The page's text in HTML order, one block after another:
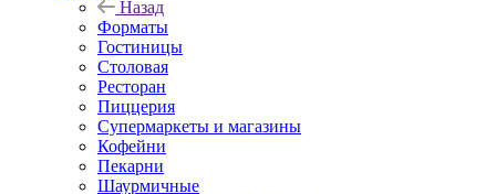
Назад
Форматы
Гостиницы
Столовая
Ресторан
Пиццерия
Супермаркеты и магазины
Кофейни
Пекарни
Шаурмичные